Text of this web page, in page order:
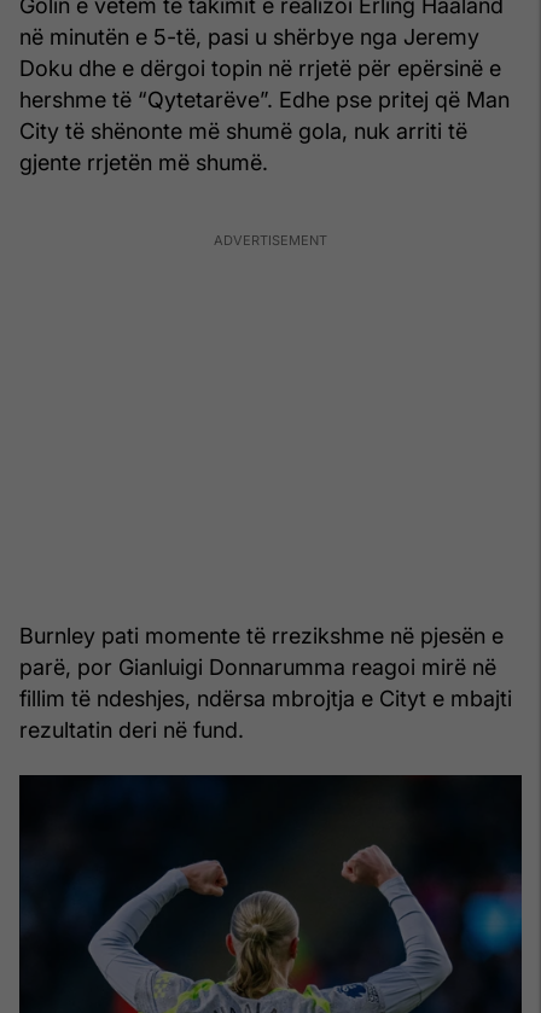
Golin e vetëm të takimit e realizoi Erling Haaland
në minutën e 5-të, pasi u shërbye nga Jeremy
Doku dhe e dërgoi topin në rrjetë për epërsinë e
hershme të “Qytetarëve”. Edhe pse pritej që Man
City të shënonte më shumë gola, nuk arriti të
gjente rrjetën më shumë.
Burnley pati momente të rrezikshme në pjesën e
parë, por Gianluigi Donnarumma reagoi mirë në
fillim të ndeshjes, ndërsa mbrojtja e Cityt e mbajti
rezultatin deri në fund.